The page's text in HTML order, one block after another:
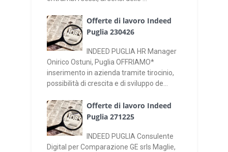
Offerte di lavoro Indeed
Puglia 230426
INDEED PUGLIA HR Manager
Onirico Ostuni, Puglia OFFRIAMO*
inserimento in azienda tramite tirocinio,
possibilità di crescita e di sviluppo de...
Offerte di lavoro Indeed
Puglia 271225
INDEED PUGLIA Consulente
Digital per Comparazione GE srls Maglie,